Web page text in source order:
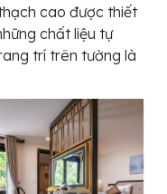
cao được thiết
chất liệu tự
trí trên tường là